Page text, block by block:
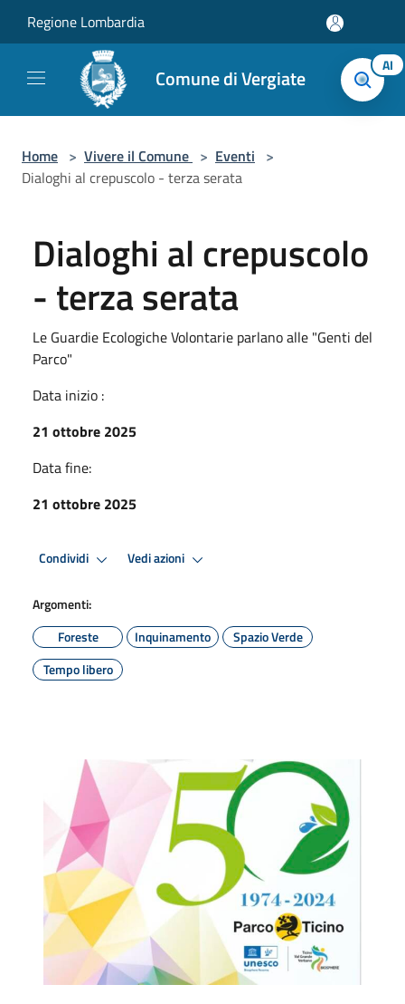
Regione Lombardia
Comune di Vergiate AI
Home > Vivere il Comune > Eventi >
Dialoghi al crepuscolo - terza serata
Dialoghi al crepuscolo
- terza serata
Le Guardie Ecologiche Volontarie parlano alle "Genti del
Parco"
Data inizio :
21 ottobre 2025
Data fine:
21 ottobre 2025
Condividi Vedi azioni
Argomenti:
Foreste
Inquinamento
Spazio Verde
Tempo libero